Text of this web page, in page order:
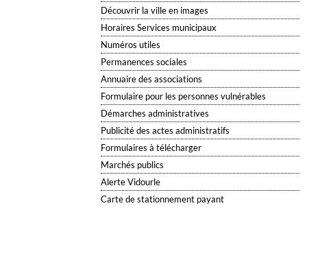
Découvrir la ville en images
Horaires Services municipaux
Numéros utiles
Permanences sociales
Annuaire des associations
Formulaire pour les personnes vulnérables
Démarches administratives
Publicité des actes administratifs
Formulaires à télécharger
Marchés publics
Alerte Vidourle
Carte de stationnement payant